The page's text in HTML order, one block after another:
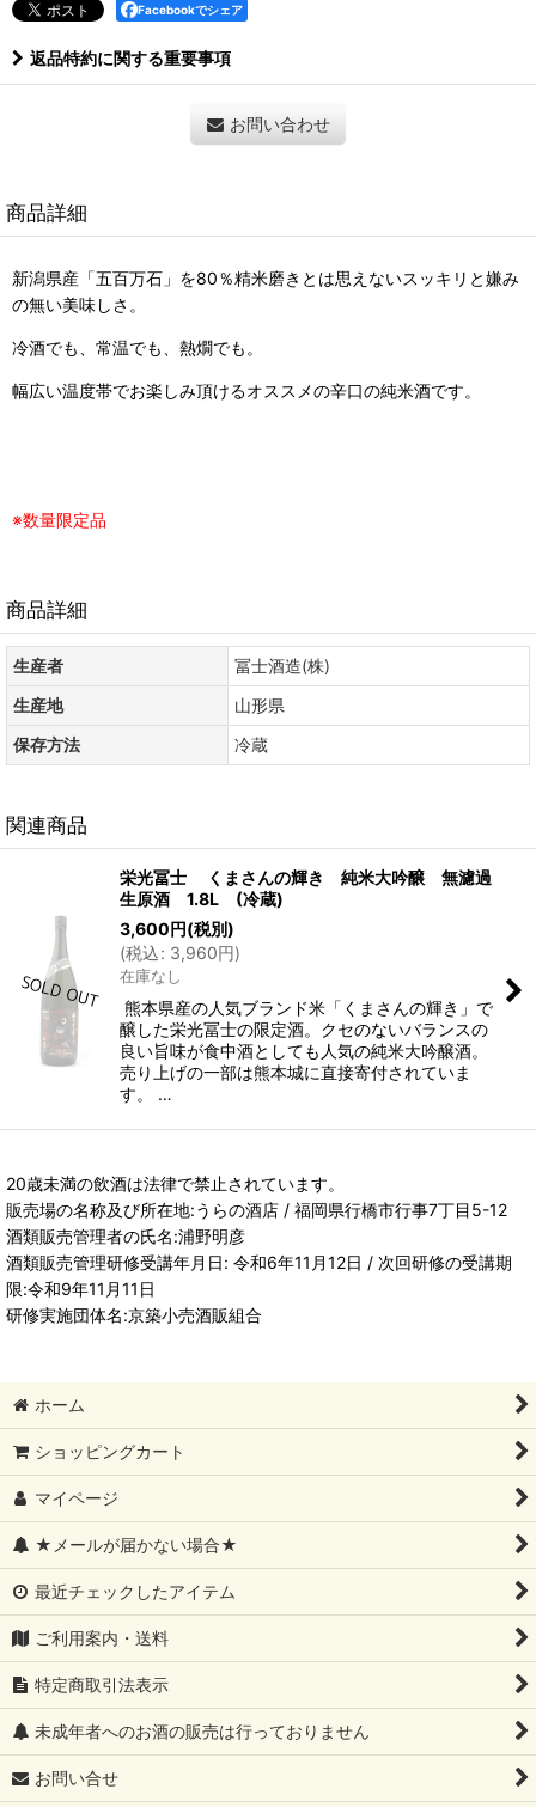
Facebookでシェア
返品特約に関する重要事項
お問い合わせ
商品詳細
新潟県産「五百万石」を80％精米磨きとは思えないスッキリと嫌み
の無い美味しさ。
冷酒でも、常温でも、熱燗でも。
幅広い温度帯でお楽しみ頂けるオススメの辛口の純米酒です。
※数量限定品
商品詳細
生産者
冨士酒造(株)
生産地
山形県
保存方法
冷蔵
関連商品
栄光冨士 くまさんの輝き 純米大吟醸 無濾過
生原酒 1.8L (冷蔵)
3,600円(税別)
(税込: 3,960円)
在庫なし
熊本県産の人気ブランド米「くまさんの輝き」で
醸した栄光冨士の限定酒。クセのないバランスの
良い旨味が食中酒としても人気の純米大吟醸酒。
売り上げの一部は熊本城に直接寄付されていま
す。 …
20歳未満の飲酒は法律で禁止されています。
販売場の名称及び所在地:うらの酒店 / 福岡県行橋市行事7丁目5-12
酒類販売管理者の氏名:浦野明彦
酒類販売管理研修受講年月日: 令和6年11月12日 / 次回研修の受講期
限:令和9年11月11日
研修実施団体名:京築小売酒販組合
ホーム
ショッピングカート
マイページ
★メールが届かない場合★
最近チェックしたアイテム
ご利用案内・送料
特定商取引法表示
未成年者へのお酒の販売は行っておりません
お問い合せ